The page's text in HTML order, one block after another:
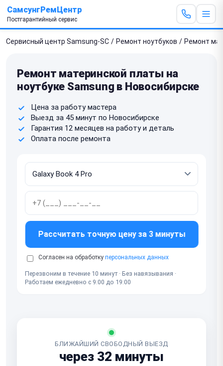
СамсунгРемЦентр
Постгарантийный сервис
Сервисный центр Samsung-SC / Ремонт ноутбуков / Ремонт
Ремонт материнской платы на
ноутбуке Samsung в Новосибирске
Цена за работу мастера
Выезд за 45 минут по Новосибирске
Гарантия 12 месяцев на работу и деталь
Оплата после ремонта
Рассчитать точную цену за 3 минуты
Согласен на обработку персональных данных
Перезвоним в течение 10 минут · Без навязывания ·
Работаем ежедневно с 9:00 до 19:00
БЛИЖАЙШИЙ СВОБОДНЫЙ ВЫЕЗД
через 32 минуты